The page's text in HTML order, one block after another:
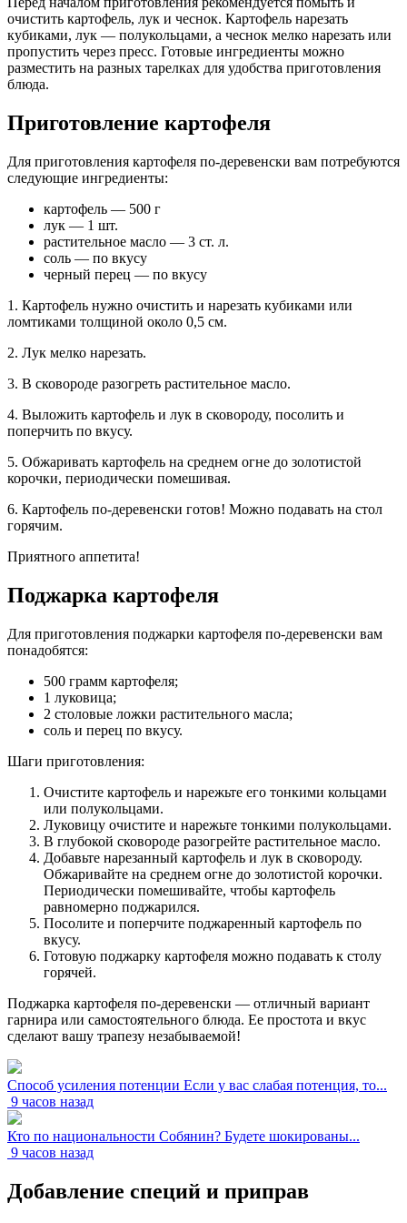
очистить картофель, лук и чеснок. Картофель нарезать
кубиками, лук — полукольцами, а чеснок мелко нарезать или
пропустить через пресс. Готовые ингредиенты можно
разместить на разных тарелках для удобства приготовления
блюда.
Приготовление картофеля
Для приготовления картофеля по-деревенски вам потребуются
следующие ингредиенты:
картофель — 500 г
лук — 1 шт.
растительное масло — 3 ст. л.
соль — по вкусу
черный перец — по вкусу
1. Картофель нужно очистить и нарезать кубиками или
ломтиками толщиной около 0,5 см.
2. Лук мелко нарезать.
3. В сковороде разогреть растительное масло.
4. Выложить картофель и лук в сковороду, посолить и
поперчить по вкусу.
5. Обжаривать картофель на среднем огне до золотистой
корочки, периодически помешивая.
6. Картофель по-деревенски готов! Можно подавать на стол
горячим.
Приятного аппетита!
Поджарка картофеля
Для приготовления поджарки картофеля по-деревенски вам
понадобятся:
500 грамм картофеля;
1 луковица;
2 столовые ложки растительного масла;
соль и перец по вкусу.
Шаги приготовления:
Очистите картофель и нарежьте его тонкими кольцами
или полукольцами.
Луковицу очистите и нарежьте тонкими полукольцами.
В глубокой сковороде разогрейте растительное масло.
Добавьте нарезанный картофель и лук в сковороду.
Обжаривайте на среднем огне до золотистой корочки.
Периодически помешивайте, чтобы картофель
равномерно поджарился.
Посолите и поперчите поджаренный картофель по
вкусу.
Готовую поджарку картофеля можно подавать к столу
горячей.
Поджарка картофеля по-деревенски — отличный вариант
гарнира или самостоятельного блюда. Ее простота и вкус
сделают вашу трапезу незабываемой!
Способ усиления потенции Если у вас слабая потенция, то...
9 часов назад
Кто по национальности Собянин? Будете шокированы...
9 часов назад
Добавление специй и приправ